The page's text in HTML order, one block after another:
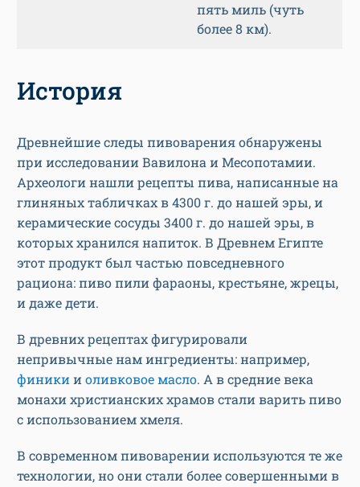
пять миль (чуть
более 8 км).
История
Древнейшие следы пивоварения обнаружены
при исследовании Вавилона и Месопотамии.
Археологи нашли рецепты пива, написанные на
глиняных табличках в 4300 г. до нашей эры, и
керамические сосуды 3400 г. до нашей эры, в
которых хранился напиток. В Древнем Египте
этот продукт был частью повседневного
рациона: пиво пили фараоны, крестьяне, жрецы,
и даже дети.
В древних рецептах фигурировали
непривычные нам ингредиенты: например,
финикииоливковое масло. А в средние века
монахи христианских храмов стали варить пиво
с использованием хмеля.
В современном пивоварении используются те же
технологии, но они стали более совершенными в